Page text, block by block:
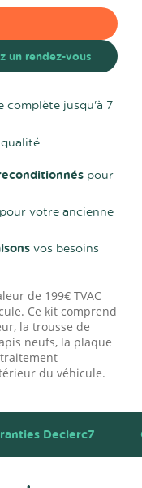
un rendez-vous
complète jusqu'à 7
pour
pour votre ancienne
vos besoins
de 199€ TVAC
Ce kit comprend
la trousse de
neufs, la plaque
du véhicule.
Declerc7